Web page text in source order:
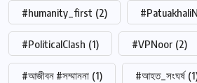
#humanity_first (2)
#PoliticalClash (1) #VPNoor (2)
#আজীবন #সম্মাননা (1) #আহত_সংঘর্ষ